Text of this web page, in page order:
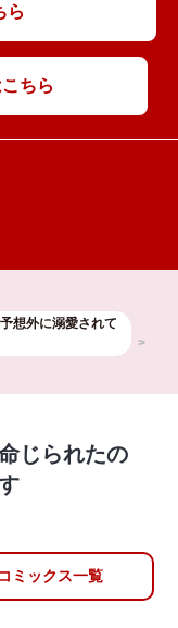
ら
ちら
想外に溺愛されて
じられたの
コミックス一覧